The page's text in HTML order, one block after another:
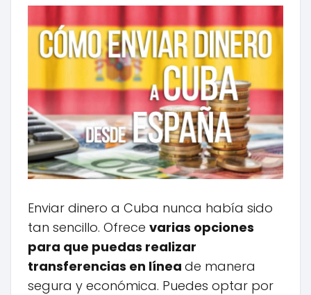
Enviar dinero a Cuba nunca había sido
tan sencillo. Ofrece varias opciones
para que puedas realizar
transferencias en línea de manera
segura y económica. Puedes optar por